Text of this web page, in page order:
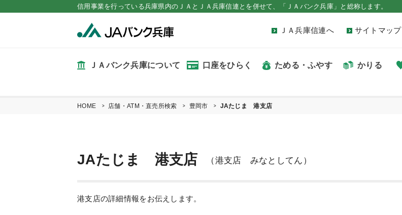
信用事業を行っている兵庫県内のＪＡとＪＡ兵庫信連とを併せて、「ＪＡバンク兵庫」と総称します。
ＪＡ兵庫信連へ サイトマップ
ＪＡバンク兵庫について 口座をひらく ためる・ふやす かりる
HOME 店舗・ATM・直売所検索 豊岡市 JAたじま 港支店
JAたじま 港支店 （港支店 みなとしてん）
港支店の詳細情報をお伝えします。